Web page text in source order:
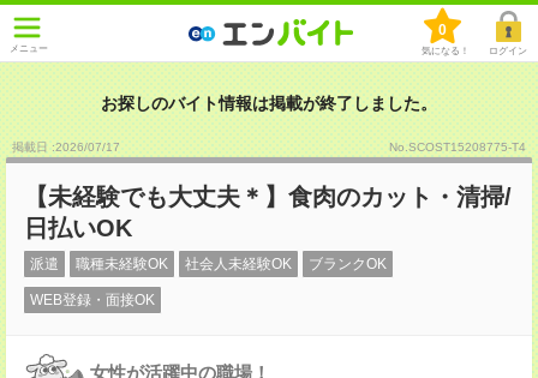
メニュー
0
気になる！ ログイン
お探しのバイト情報は掲載が終了しました。
掲載日 :2026/07/17 No.SCOST15208775-T4
【未経験でも大丈夫＊】食肉のカット・清掃/
日払いOK
派遣 職種未経験OK 社会人未経験OK ブランクOK
WEB登録・面接OK
女性が活躍中の職場！